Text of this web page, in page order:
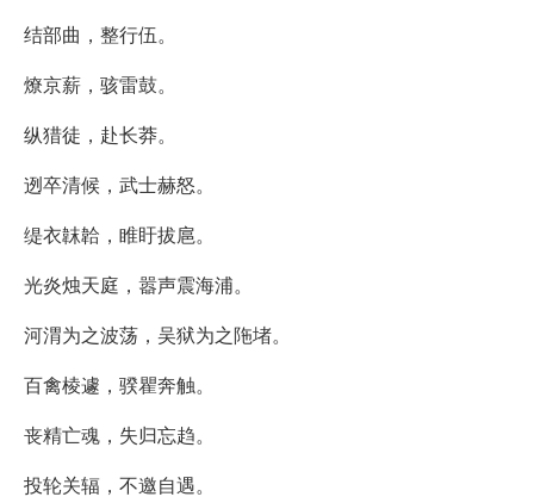
结部曲，整行伍。
燎京薪，骇雷鼓。
纵猎徒，赴长莽。
迾卒清候，武士赫怒。
缇衣韎韐，睢盱拔扈。
光炎烛天庭，嚣声震海浦。
河渭为之波荡，吴狱为之陁堵。
百禽棱遽，骙瞿奔触。
丧精亡魂，失归忘趋。
投轮关辐，不邀自遇。